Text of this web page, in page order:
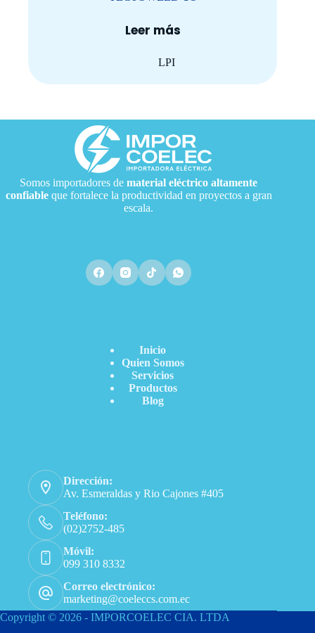
Leer más
LPI
Somos importadores dematerial eléctrico altamente
confiableque fortalece la productividad en proyectos a gran
escala.
Inicio
Quien Somos
Servicios
Productos
Blog
Dirección:
Av. Esmeraldas y Rio Cajones #405
Teléfono:
(02)2752-485
Móvil:
099 310 8332
Correo electrónico:
marketing@coeleccs.com.ec
Copyright © 2026 - IMPORCOELEC CIA. LTDA